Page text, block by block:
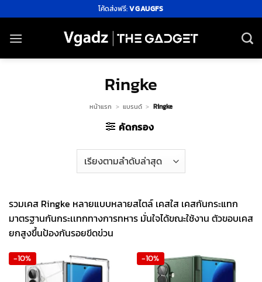
ไป
ยัง
โค้ดส่งฟรี:VGAUGFS
Ringke
หน้าแรก > แบรนด์ > Ringke
คัดกรอง
รวมเคส Ringke หลายแบบหลายสไตล์ เคสใส เคสกันกระแทก
มาตรฐานกันกระเเทกทางการทหาร มั่นใจได้ขณะใช้งาน ตัวขอบเคส
ยกสูงขึ้นป้องกันรอยขีดข่วน
-10% -10%